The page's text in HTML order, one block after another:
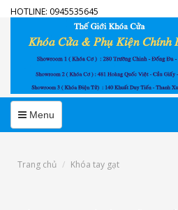
HOTLINE: 0945535645
MenuMenu
Trang chủ Khóa tay gạt